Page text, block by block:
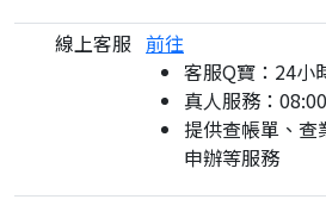
線上客服 前往
客服Q寶：24小
真人服務：
提供查帳單、查
申辦等服務